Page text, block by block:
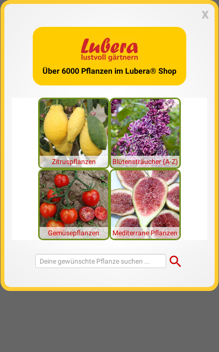
x
Über 6000 Pflanzen im Lubera® Shop
Zitruspflanzen Blütensträucher (A-Z)
Gemüsepflanzen Mediterrane Pflanzen